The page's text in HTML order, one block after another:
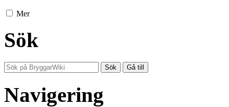
Mer
Sök
Navigering